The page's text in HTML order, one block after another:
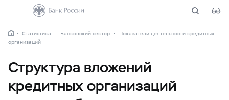
Статистика Банковский сектор
Показатели деятельности кредитных
организаций
Структура вложений
кредитных организаций